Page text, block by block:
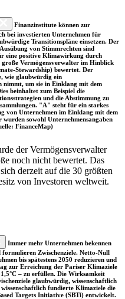
Finanzinstitute können zur
bei investierten Unternehmen für
Transitionspläne einsetzen. Der
von Stimmrechten sind
eine positive Klimawirkung durch
Vermögensverwalter im Hinblick
Stewardship) bewertet. Der
wie glaubwürdig ein
nimmt, um sie in Einklang mit dem
beinhaltet zum Beispiel die
und die Abstimmung zu
"A" steht für ein starkes
von Unternehmen im Einklang mit dem
sowohl Unternehmensangaben
FinanceMap)
der Vermögensverwalter
noch nicht bewertet. Das
derzeit auf die 30 größten
von Investoren weltweit.
Immer mehr Unternehmen bekennen
Zwischenziele. Netto-Null
bis spätestens 2050 reduzieren und
zur Erreichung der Pariser Klimaziele
– zu erfüllen. Die Wirksamkeit
glaubwürdig, wissenschaftlich
fundierte Klimaziele die
Targets Initiative (SBTi) entwickelt.